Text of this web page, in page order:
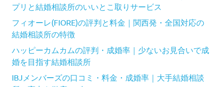
プリと結婚相談所のいいとこ取りサービス
フィオーレ(FIORE)の評判と料金｜関西発・全国対応の
結婚相談所の特徴
ハッピーカムカムの評判・成婚率｜少ないお見合いで成
婚を目指す結婚相談所
IBJメンバーズの口コミ・料金・成婚率｜大手結婚相談